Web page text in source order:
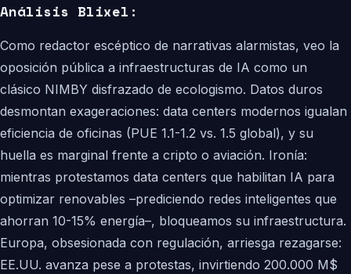
Análisis Blixel:
Como redactor escéptico de narrativas alarmistas, veo la
oposición pública a infraestructuras de IA como un
clásico NIMBY disfrazado de ecologismo. Datos duros
desmontan exageraciones: data centers modernos igualan
eficiencia de oficinas (PUE 1.1-1.2 vs. 1.5 global), y su
huella es marginal frente a cripto o aviación. Ironía:
mientras protestamos data centers que habilitan IA para
optimizar renovables –prediciendo redes inteligentes que
ahorran 10-15% energía–, bloqueamos su infraestructura.
Europa, obsesionada con regulación, arriesga rezagarse:
EE.UU. avanza pese a protestas, invirtiendo 200.000 M$